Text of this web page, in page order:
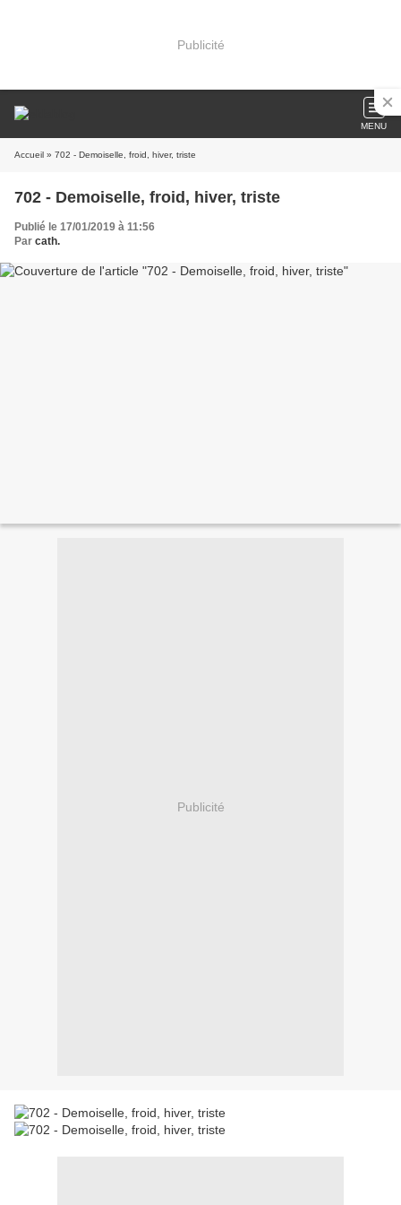
Publicité
MENU
Accueil » 702 - Demoiselle, froid, hiver, triste
702 - Demoiselle, froid, hiver, triste
Publié le 17/01/2019 à 11:56
Par cath.
Publicité